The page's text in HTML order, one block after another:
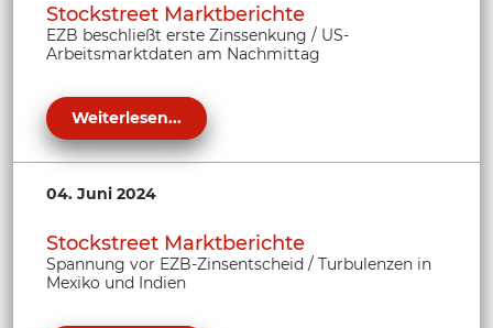
Stockstreet Marktberichte
EZB beschließt erste Zinssenkung / US-
Arbeitsmarktdaten am Nachmittag
Weiterlesen...
04. Juni 2024
Stockstreet Marktberichte
Spannung vor EZB-Zinsentscheid / Turbulenzen in
Mexiko und Indien